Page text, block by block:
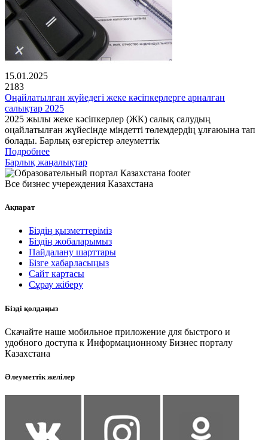
15.01.2025
2183
Оңайлатылған жүйедегі жеке кәсіпкерлерге арналған
салықтар 2025
2025 жылы жеке кәсіпкерлер (ЖК) салық салудың
оңайлатылған жүйесінде міндетті төлемдердің ұлғаюына тап
болады. Барлық өзгерістер әлеуметтік
Подробнее
Барлық жаңалықтар
Все бизнес учереждения Казахстана
Ақпарат
Біздің қызметтеріміз
Біздің жобаларымыз
Пайдалану шарттары
Бізге хабарласыңыз
Сайт картасы
Сұрау жіберу
Бізді қолдаңыз
Скачайте наше мобильное приложение для быстрого и
удобного доступа к Информационному Бизнес порталу
Казахстана
Әлеуметтік желілер